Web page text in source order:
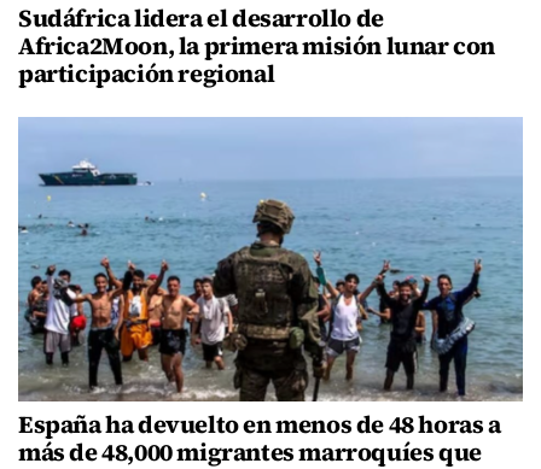
Sudáfrica lidera el desarrollo de
Africa2Moon, la primera misión lunar con
participación regional
España ha devuelto en menos de 48 horas a
más de 48,000 migrantes marroquíes que